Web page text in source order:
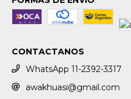
CONTACTANOS
WhatsApp 11-2392-3317
awakhuasi@gmail.com